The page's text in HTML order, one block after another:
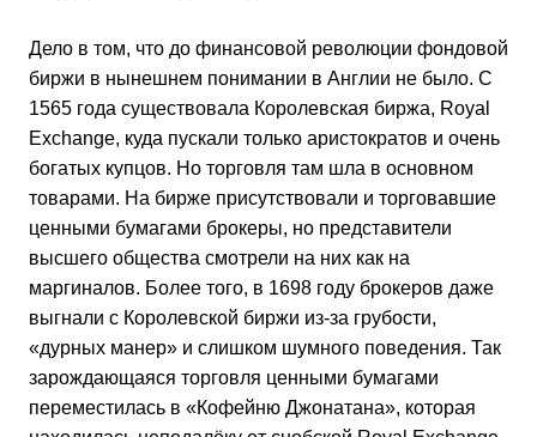
Дело в том, что до финансовой революции фондовой
биржи в нынешнем понимании в Англии не было. С
1565 года существовала Королевская биржа, Royal
Exchange, куда пускали только аристократов и очень
богатых купцов. Но торговля там шла в основном
товарами. На бирже присутствовали и торговавшие
ценными бумагами брокеры, но представители
высшего общества смотрели на них как на
маргиналов. Более того, в 1698 году брокеров даже
выгнали с Королевской биржи из-за грубости,
«дурных манер» и слишком шумного поведения. Так
зарождающаяся торговля ценными бумагами
переместилась в «Кофейню Джонатана», которая